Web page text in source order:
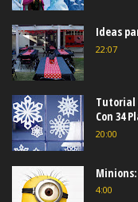
Ideas
22:07
Tutorial
Con 34
20:00
4:00